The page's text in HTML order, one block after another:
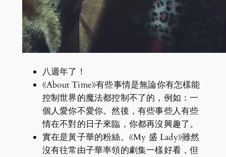
八週年了！
《About Time》有些事情是無論你有怎樣能
控制世界的魔法都控制不了的，例如：一
個人愛你不愛你。然後，有些事些人有些
情在不對的日子來臨，你都再沒興趣了。
實在是黃子華的粉絲。《My 盛 Lady》雖然
沒有往常由子華率領的劇集一樣好看，但